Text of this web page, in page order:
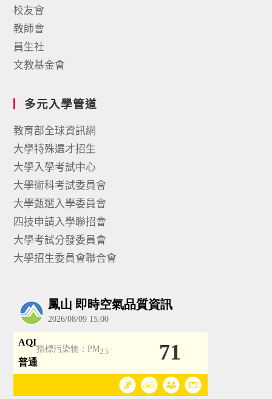
校友會
教師會
員生社
文教基金會
多元入學管道
教育部全球資訊網
大學特殊選才招生
大學入學考試中心
大學術科考試委員會
大學甄選入學委員會
四技申請入學聯招會
大學考試分發委員會
大學招生委員會聯合會